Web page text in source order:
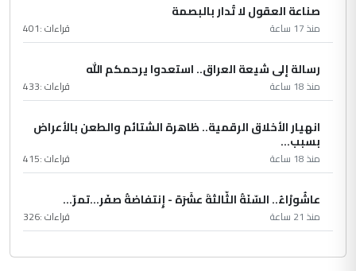
صناعة العقول لا تُدار بالبصمة
منذ 17 ساعة قراءات :401
رسالة إلى شيعة العراق.. استعدوا يرحمكم الله
منذ 18 ساعة قراءات :433
انهيار الأخلاق الرقمية.. ظاهرة الشتائم والطعن بالأعراض
بسبب...
منذ 18 ساعة قراءات :415
عاشُورْاءُ.. السّنَةُ الثّالثةَ عشَرَة - إِنتفاضةُ صفَر…تمرّ...
منذ 21 ساعة قراءات :326